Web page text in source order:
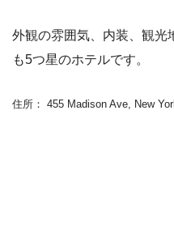
外観の雰囲気、内装、観光
も5つ星のホテルです。
住所： 455 Madison Ave, New